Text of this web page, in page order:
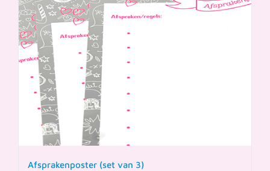
Afsprakenposter (set van 3)